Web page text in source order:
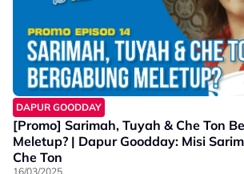
DAPUR GOODDAY
[Promo] Sarimah, Tuyah & Che Ton
Meletup? | Dapur Goodday: Misi
Che Ton
16/03/2025